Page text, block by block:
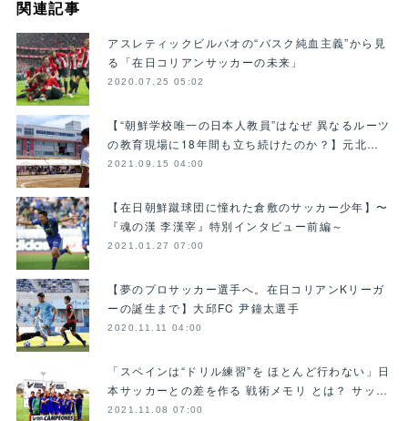
関連記事
アスレティックビルバオの“バスク純血主義”から見
る「在日コリアンサッカーの未来」
2020.07.25 05:02
【“朝鮮学校唯一の日本人教員”はなぜ 異なるルーツ
の教育現場に18年間も立ち続けたのか？】元北…
2021.09.15 04:00
【在日朝鮮蹴球団に憧れた倉敷のサッカー少年】〜
『魂の漢 李漢宰』特別インタビュー前編～
2021.01.27 07:00
【夢のプロサッカー選手へ。在日コリアンKリーガ
ーの誕生まで】大邱FC 尹鐘太選手
2020.11.11 04:00
「スペインは“ドリル練習”を ほとんど行わない」日
本サッカーとの差を作る 戦術メモリ とは？ サッ…
2021.11.08 07:00